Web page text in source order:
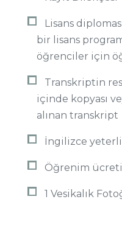
Lisans
bir lisans
öğrenciler için
Transkriptin
içinde kopyası
alınan transkript
İngilizce
Öğrenim ücreti
1 Vesikalık